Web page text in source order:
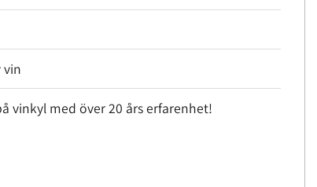
vin
vinkyl med över 20 års erfarenhet!